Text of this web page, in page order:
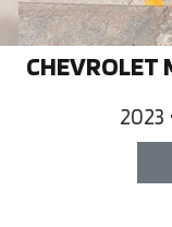
CHEVROLET
2023